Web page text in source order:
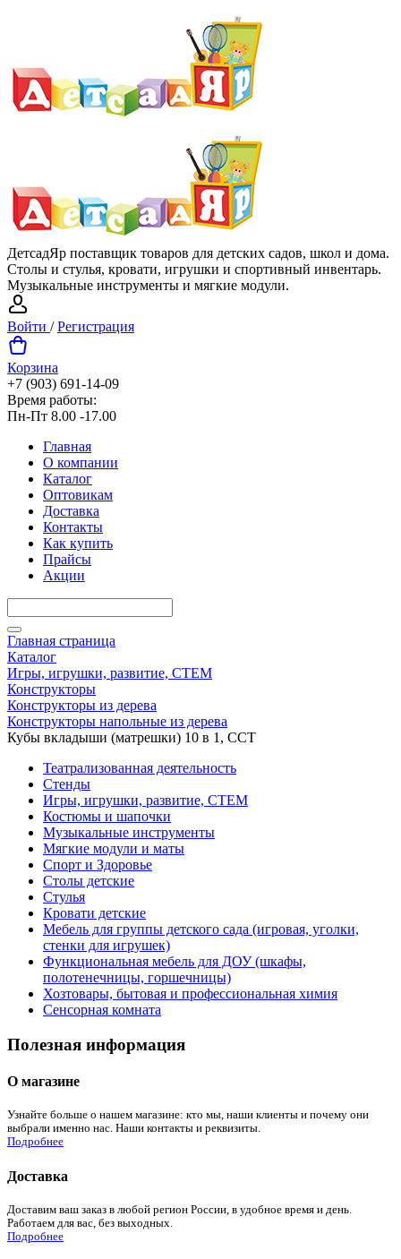
ДетсадЯр поставщик товаров для детских садов, школ и дома.
Столы и стулья, кровати, игрушки и спортивный инвентарь.
Музыкальные инструменты и мягкие модули.
Войти /Регистрация
Корзина
+7 (903) 691-14-09
Время работы:
Пн-Пт 8.00 -17.00
Главная
О компании
Каталог
Оптовикам
Доставка
Контакты
Как купить
Прайсы
Акции
Главная страница
Каталог
Игры, игрушки, развитие, СТЕМ
Конструкторы
Конструкторы из дерева
Конструкторы напольные из дерева
Кубы вкладыши (матрешки) 10 в 1, ССТ
Театрализованная деятельность
Стенды
Игры, игрушки, развитие, СТЕМ
Костюмы и шапочки
Музыкальные инструменты
Мягкие модули и маты
Спорт и Здоровье
Столы детские
Стулья
Кровати детские
Мебель для группы детского сада (игровая, уголки,
стенки для игрушек)
Функциональная мебель для ДОУ (шкафы,
полотенечницы, горшечницы)
Хозтовары, бытовая и профессиональная химия
Сенсорная комната
Полезная информация
О магазине
Узнайте больше о нашем магазине: кто мы, наши клиенты и почему они
выбрали именно нас. Наши контакты и реквизиты.
Подробнее
Доставка
Доставим ваш заказ в любой регион России, в удобное время и день.
Работаем для вас, без выходных.
Подробнее